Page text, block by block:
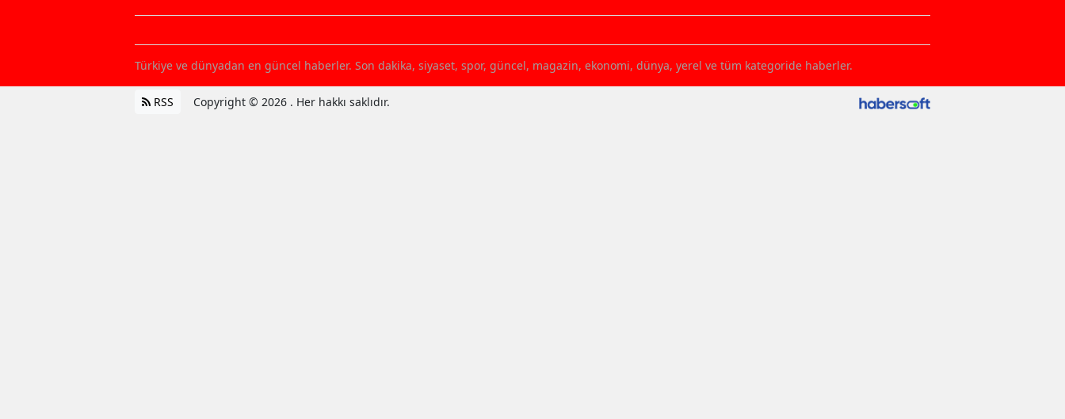
Türkiye ve dünyadan en güncel haberler. Son dakika, siyaset, spor, güncel, magazin, ekonomi, dünya, yerel ve tüm kategoride haberler.
RSS Copyright © 2026 . Her hakkı saklıdır.